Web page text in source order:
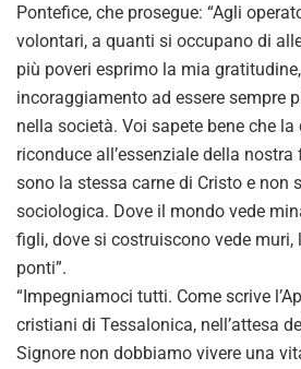
Pontefice, che prosegue: “Agli
volontari, a quanti si occupano di
più poveri esprimo la mia
incoraggiamento ad essere sempre
nella società. Voi sapete bene che
riconduce all’essenziale della nostra
sono la stessa carne di Cristo e non
sociologica. Dove il mondo vede
figli, dove si costruiscono vede muri,
ponti”.
“Impegniamoci tutti. Come scrive
cristiani di Tessalonica, nell’attesa
Signore non dobbiamo vivere una